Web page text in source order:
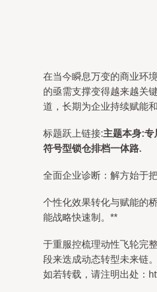
在当今瞬息万变的商业环
的亟需支撑变得越来越关
道，长期为企业持续赋能
标题跃上链接:主题本身:专
符号型锁仓排档一体路.
全面企业诊断：解方始于
个性化效果转化与赋能的
能战略快速制。**
于重服控梳理动性飞轮完
段来迭成动态转型未来链。
如若转载，请注明出处：